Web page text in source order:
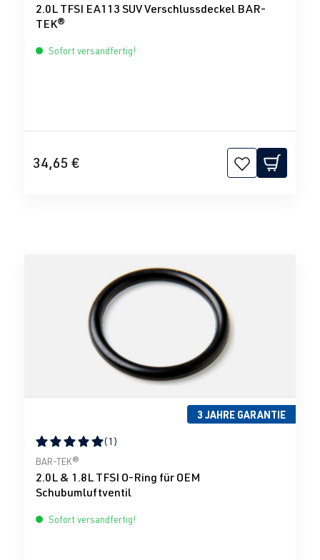
2.0L TFSI EA113 SUV Verschlussdeckel BAR-
TEK®
Sofort versandfertig!
34,65 €
3 JAHRE GARANTIE
Durchschnittliche Bewertung von 5 von 5 Sternen
(1)
BAR-TEK®
2.0L & 1.8L TFSI O-Ring für OEM
Schubumluftventil
Sofort versandfertig!